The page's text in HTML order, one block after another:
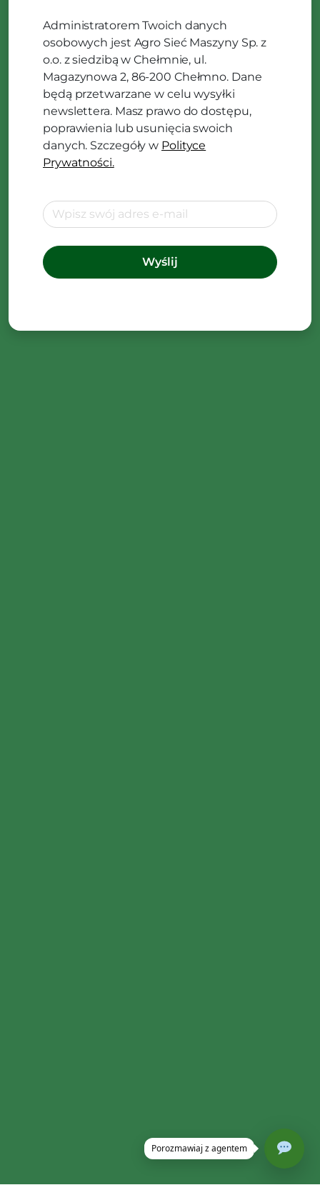
Administratorem Twoich danych
osobowych jest Agro Sieć Maszyny Sp. z
o.o. z siedzibą w Chełmnie, ul.
Magazynowa 2, 86-200 Chełmno. Dane
będą przetwarzane w celu wysyłki
newslettera. Masz prawo do dostępu,
poprawienia lub usunięcia swoich
danych. Szczegóły w Polityce
Prywatności.